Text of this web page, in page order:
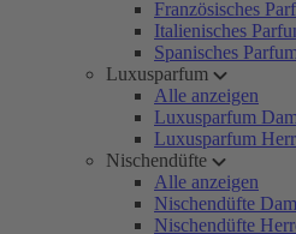
Französisches
Italienisches
Spanisches Parfum
Luxusparfum
Alle anzeigen
Luxusparfum
Luxusparfum
Nischendüfte
Alle anzeigen
Nischendüfte
Nischendüfte